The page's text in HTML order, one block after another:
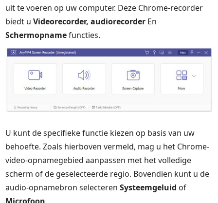
uit te voeren op uw computer. Deze Chrome-recorder
biedt uVideorecorder, audiorecorder En
Schermopnamefuncties.
U kunt de specifieke functie kiezen op basis van uw
behoefte. Zoals hierboven vermeld, mag u het Chrome-
video-opnamegebied aanpassen met het volledige
scherm of de geselecteerde regio. Bovendien kunt u de
audio-opnamebron selecterenSysteemgeluid of